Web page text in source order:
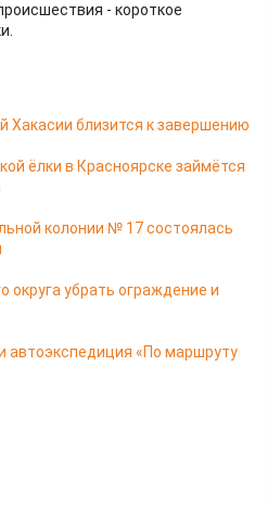
- короткое
Хакасии близится к завершению
ёлки в Красноярске займётся
колонии № 17 состоялась
округа убрать ограждение и
автоэкспедиция «По маршруту